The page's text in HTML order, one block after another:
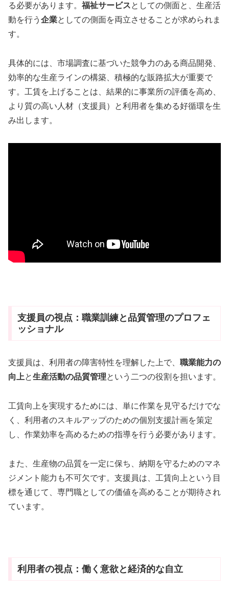
る必要があります。 福祉サービスとしての側面と、生産活
動を行う 企業としての側面を両立させることが求められま
す。
具体的には、市場調査に基づいた競争力のある商品開発、
効率的な生産ラインの構築、積極的な販路拡大が重要で
す。工賃を上げることは、結果的に事業所の評価を高め、
より質の高い人材（支援員）と利用者を集める好循環を生
み出します。
支援員の視点：職業訓練と品質管理のプロフェ
ッショナル
支援員は、利用者の障害特性を理解した上で、 職業能力の
向上と生産活動の品質管理という二つの役割を担います。
工賃向上を実現するためには、単に作業を見守るだけでな
く、利用者のスキルアップのための個別支援計画を策定
し、作業効率を高めるための指導を行う必要があります。
また、生産物の品質を一定に保ち、納期を守るためのマネ
ジメント能力も不可欠です。支援員は、工賃向上という目
標を通じて、専門職としての価値を高めることが期待され
ています。
利用者の視点：働く意欲と経済的な自立